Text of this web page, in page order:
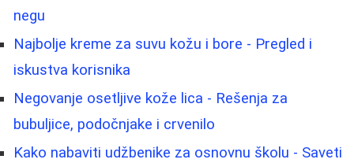
negu
Najbolje kreme za suvu kožu i bore - Pregled i
iskustva korisnika
Negovanje osetljive kože lica - Rešenja za
bubuljice, podočnjake i crvenilo
Kako nabaviti udžbenike za osnovnu školu - Saveti